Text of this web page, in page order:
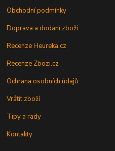
Obchodní podmínky
Doprava a dodání zboží
Recenze Heureka.cz
Recenze Zbozi.cz
Ochrana osobních údajů
Vrátit zboží
Tipy a rady
Kontakty